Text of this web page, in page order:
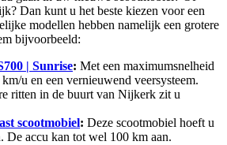
Dan kunt u het beste kiezen voor een
modellen hebben namelijk een grotere
bijvoorbeeld:
| Sunrise: Met een maximumsnelheid
u en een vernieuwend veersysteem.
ritten in de buurt van Nijkerk zit u
scootmobiel: Deze scootmobiel hoeft u
De accu kan tot wel 100 km aan.